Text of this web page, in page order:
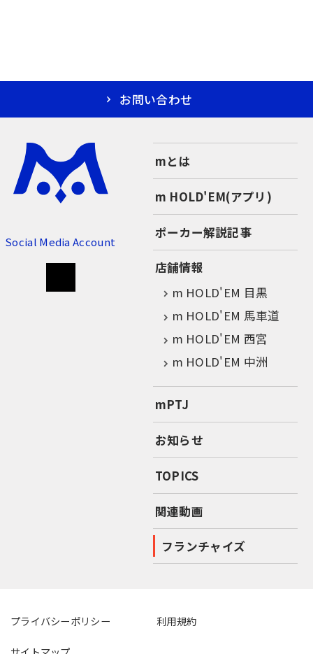
お問い合わせ
Social Media Account
mとは
m HOLD'EM(アプリ)
ポーカー解説記事
店舗情報
m HOLD'EM 目黒
m HOLD'EM 馬車道
m HOLD'EM 西宮
m HOLD'EM 中洲
mPTJ
お知らせ
TOPICS
関連動画
フランチャイズ
プライバシーポリシー 利用規約